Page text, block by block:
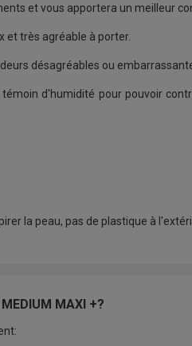
et vous apportera un meilleur
et très agréable à porter.
désagréables ou
d'humidité pour pouvoir
la peau, pas de plastique à
MAXI +?